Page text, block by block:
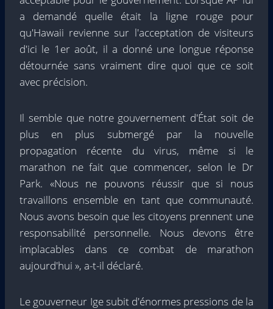
a demandé quelle était la ligne rouge pour
qu'Hawaii revienne sur l'acceptation de visiteurs
d'ici le 1er août, il a donné une longue réponse
détournée sans vraiment dire quoi que ce soit
avec précision.
Il semble que notre gouvernement d'État soit de
plus en plus submergé par la nouvelle
propagation récente du virus, même si le
marathon ne fait que commencer, selon le Dr
Park. «Nous ne pouvons réussir que si nous
travaillons ensemble en tant que communauté.
Nous avons besoin que les citoyens prennent une
responsabilité personnelle. Nous devons être
implacables dans ce combat de marathon
aujourd'hui », a-t-il déclaré.
Le gouverneur Ige subit d'énormes pressions de la